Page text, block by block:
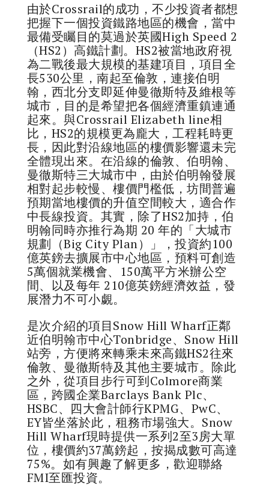
由於Crossrail的成功，不少投資者都想
把握下一個投資鐵路地區的機會，當中
最備受矚目的莫過於英國High Speed 2
（HS2）高鐵計劃。HS2被當地政府視
為二戰後最大規模的基建項目，項目全
長530公里，南起至倫敦，連接伯明
翰，西北分支即延伸曼徹斯特及維根等
城市，目的是希望把各個經濟重鎮連通
起來。與Crossrail Elizabeth line相
比，HS2的規模更為龐大，工程耗時更
長，因此對沿線地區的樓價影響還未完
全體現出來。在沿線的倫敦、伯明翰、
曼徹斯特三大城市中，由於伯明翰發展
相對起步較慢、樓價門檻低，坊間普遍
預期當地樓價的升值空間較大，適合作
中長線投資。其實，除了HS2加持，伯
明翰同時亦推行為期 20 年的「大城市
規劃（Big City Plan）」，投資約100
億英鎊去擴展市中心地區，預料可創造
5萬個就業機會、150萬平方米辦公空
間、以及每年 210億英鎊經濟效益，發
展潛力不可小覷。
是次介紹的項目Snow Hill Wharf正鄰
近伯明翰市中心Tonbridge、Snow Hill
站旁，方便將來轉乘未來高鐵HS2往來
倫敦、曼徹斯特及其他主要城市。除此
之外，從項目步行可到Colmore商業
區，跨國企業Barclays Bank Plc、
HSBC、四大會計師行KPMG、PwC、
EY皆坐落於此，租務市場強大。Snow
Hill Wharf現時提供一系列2至3房大單
位，樓價約37萬鎊起，按揭成數可高達
75%。如有興趣了解更多，歡迎聯絡
FMI至匯投資。